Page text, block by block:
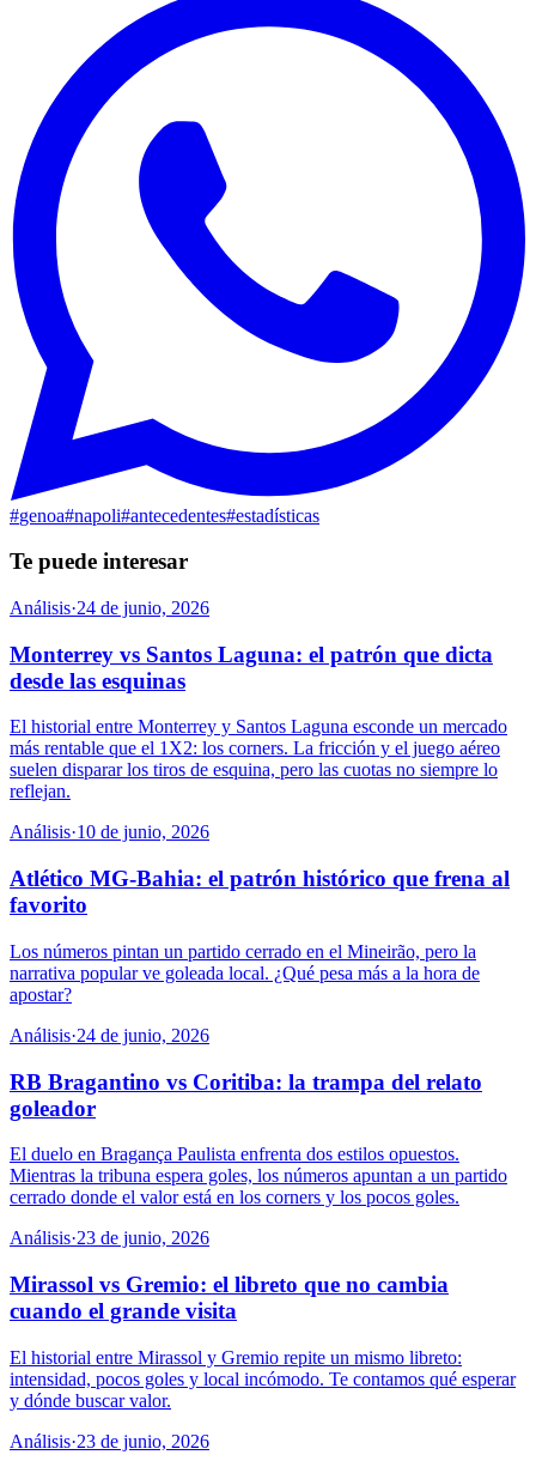
#genoa#napoli#antecedentes#estadísticas
Te puede interesar
Análisis·24 de junio, 2026
Monterrey vs Santos Laguna: el patrón que dicta
desde las esquinas
El historial entre Monterrey y Santos Laguna esconde un mercado
más rentable que el 1X2: los corners. La fricción y el juego aéreo
suelen disparar los tiros de esquina, pero las cuotas no siempre lo
reflejan.
Análisis·10 de junio, 2026
Atlético MG-Bahia: el patrón histórico que frena al
favorito
Los números pintan un partido cerrado en el Mineirão, pero la
narrativa popular ve goleada local. ¿Qué pesa más a la hora de
apostar?
Análisis·24 de junio, 2026
RB Bragantino vs Coritiba: la trampa del relato
goleador
El duelo en Bragança Paulista enfrenta dos estilos opuestos.
Mientras la tribuna espera goles, los números apuntan a un partido
cerrado donde el valor está en los corners y los pocos goles.
Análisis·23 de junio, 2026
Mirassol vs Gremio: el libreto que no cambia
cuando el grande visita
El historial entre Mirassol y Gremio repite un mismo libreto:
intensidad, pocos goles y local incómodo. Te contamos qué esperar
y dónde buscar valor.
Análisis·23 de junio, 2026